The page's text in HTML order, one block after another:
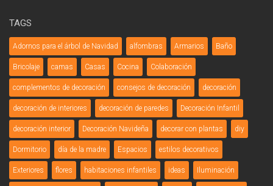
TAGS
Adornos para el árbol de Navidad alfombras Armarios Baño
Bricolaje camas Casas Cocina Colaboración
complementos de decoración consejos de decoración decoración
decoración de interiores decoración de paredes Decoración Infantil
decoración interior Decoración Navideña decorar con plantas diy
Dormitorio día de la madre Espacios estilos decorativos
Exteriores flores habitaciones infantiles ideas Iluminación